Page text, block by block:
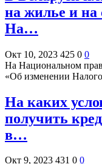
на жилье и на
На…
Окт 10, 2023 425 0 0
На Национальном
«Об изменении
На каких
получить
в…
Окт 9, 2023 431 0 0